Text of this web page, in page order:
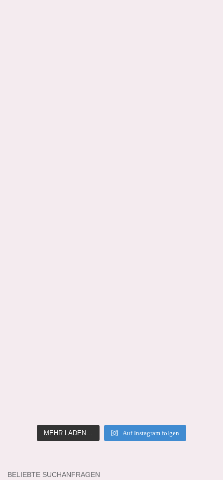
MEHR LADEN… Auf Instagram folgen
BELIEBTE SUCHANFRAGEN